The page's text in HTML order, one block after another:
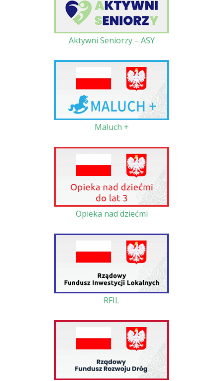
Aktywni Seniorzy – ASY
Maluch +
Opieka nad dziećmi
RFIL